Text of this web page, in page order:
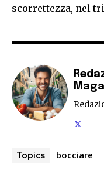
scorrettezza, nel
Topics bocciare